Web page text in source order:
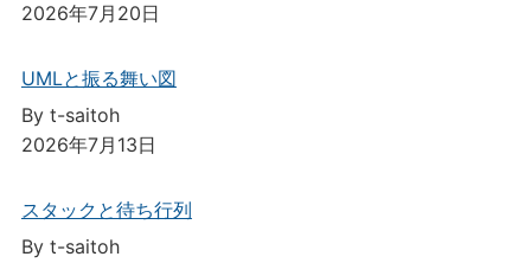
2026年7月20日
UMLと振る舞い図
By t-saitoh
2026年7月13日
スタックと待ち行列
By t-saitoh